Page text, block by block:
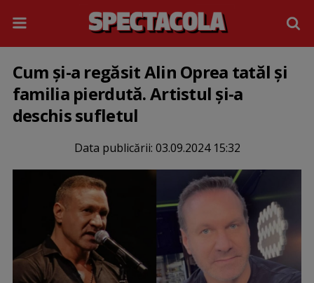
Cum și-a regăsit Alin Oprea tatăl și
familia pierdută. Artistul și-a
deschis sufletul
Data publicării: 03.09.2024 15:32